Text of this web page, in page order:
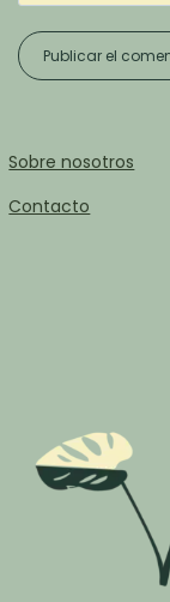
Sobre nosotros
Contacto